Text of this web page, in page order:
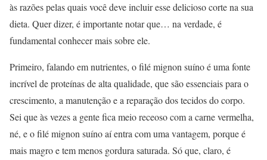
às razões pelas quais você deve incluir esse delicioso corte na sua
dieta. Quer dizer, é importante notar que… na verdade, é
fundamental conhecer mais sobre ele.
Primeiro, falando em nutrientes, o filé mignon suíno é uma fonte
incrível de proteínas de alta qualidade, que são essenciais para o
crescimento, a manutenção e a reparação dos tecidos do corpo.
Sei que às vezes a gente fica meio receoso com a carne vermelha,
né, e o filé mignon suíno aí entra com uma vantagem, porque é
mais magro e tem menos gordura saturada. Só que, claro, é